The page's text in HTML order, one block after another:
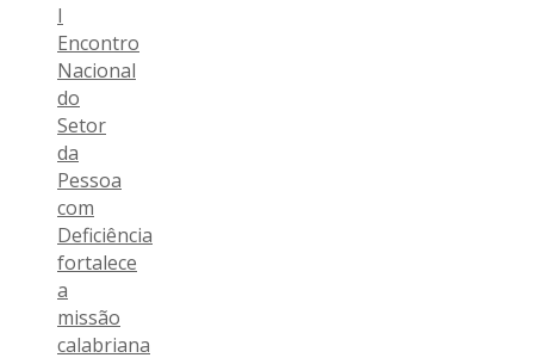
I
Encontro
Nacional
do
Setor
da
Pessoa
com
Deficiência
fortalece
a
missão
calabriana